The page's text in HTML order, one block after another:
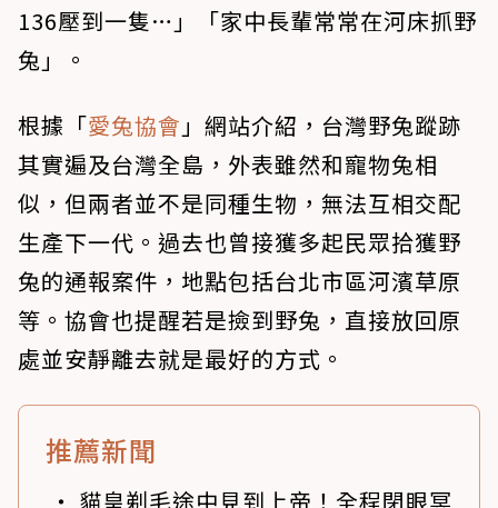
136壓到一隻…」「家中長輩常常在河床抓野
兔」。
根據「愛兔協會 」網站介紹，台灣野兔蹤跡
其實遍及台灣全島，外表雖然和寵物兔相
似，但兩者並不是同種生物，無法互相交配
生產下一代。過去也曾接獲多起民眾拾獲野
兔的通報案件，地點包括台北市區河濱草原
等。 協會也提醒若是撿到野兔，直接放回原
處並安靜離去就是最好的方式。
推薦新聞
貓皇剃毛途中見到上帝！全程閉眼冥